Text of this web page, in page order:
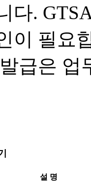
다.
이 필요
급은 업
설 명